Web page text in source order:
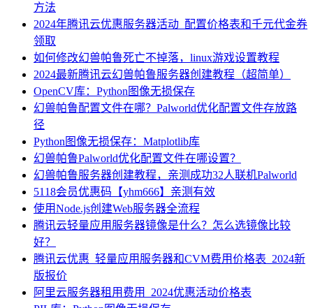
方法
2024年腾讯云优惠服务器活动_配置价格表和千元代金券
领取
如何修改幻兽帕鲁死亡不掉落，linux游戏设置教程
2024最新腾讯云幻兽帕鲁服务器创建教程（超简单）
OpenCV库：Python图像无损保存
幻兽帕鲁配置文件在哪？Palworld优化配置文件存放路
径
Python图像无损保存：Matplotlib库
幻兽帕鲁Palworld优化配置文件在哪设置？
幻兽帕鲁服务器创建教程，亲测成功32人联机Palworld
5118会员优惠码【yhm666】亲测有效
使用Node.js创建Web服务器全流程
腾讯云轻量应用服务器镜像是什么？怎么选镜像比较
好？
腾讯云优惠_轻量应用服务器和CVM费用价格表_2024新
版报价
阿里云服务器租用费用_2024优惠活动价格表